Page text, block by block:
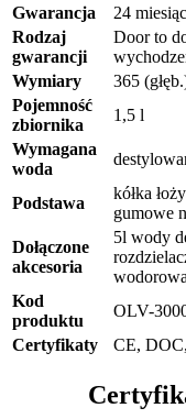
Gwarancja
24
Rodzaj
gwarancji
Door to
Wymiary
365
Pojemność
zbiornika
1,5 l
Wymagana
woda
Podstawa
kółka
gumowe
Dołączone
akcesoria
5l wody
Kod
produktu
OLV-
Certyfikaty
CE,